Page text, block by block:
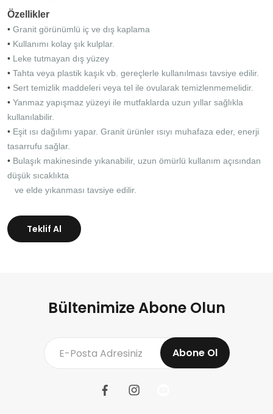
Özellikler
• Granit görünümlü iç ve dış kaplama
• Kullanımı kolay şık kulplar.
• Leke tutmayan dış yüzey
• Tahta veya plastik kaşık vb. gereçlerle kullanılması tavsiye edilir.
• Sert temizlik maddeleri veya tel ile ovularak temizlenmemelidir.
• Yanmaz yapışmaz yüzeyi ile mutfaklarda uzun yıllar sağlıkla
kullanılabilir.
• Eşit ısı dağılımı yapar. Granit ürünler ısıyı muhafaza eder, enerji
tasarrufu sağlar.
• Bulaşık makinesinde yıkanabilir, uzun ömürlü kullanım açısından
düşük sıcaklıkta
ve elde yıkanması tavsiye edilir.
Teklif Al
Bültenimize Abone Olun
Abone Ol